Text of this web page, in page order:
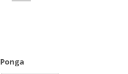
Ponga